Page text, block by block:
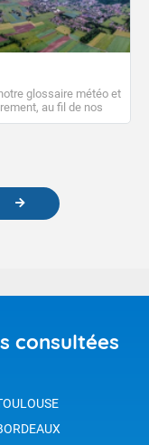
glossaire météo et
au fil de nos
liens utiles vers nos
consultées